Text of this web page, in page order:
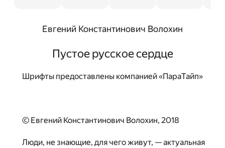
Евгений Константинович Волохин
Пустое русское сердце
Шрифты предоставлены компанией «ПараТайп»
© Евгений Константинович Волохин, 2018
Люди, не знающие, для чего живут, — актуальная